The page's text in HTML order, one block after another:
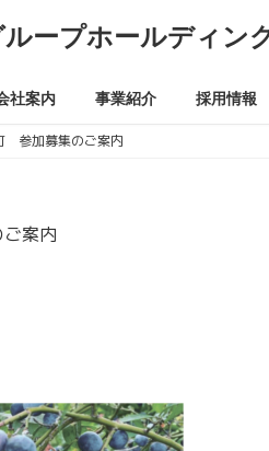
ープホールディン
社案内 事業紹介 採用情報
参加募集のご案内
案内